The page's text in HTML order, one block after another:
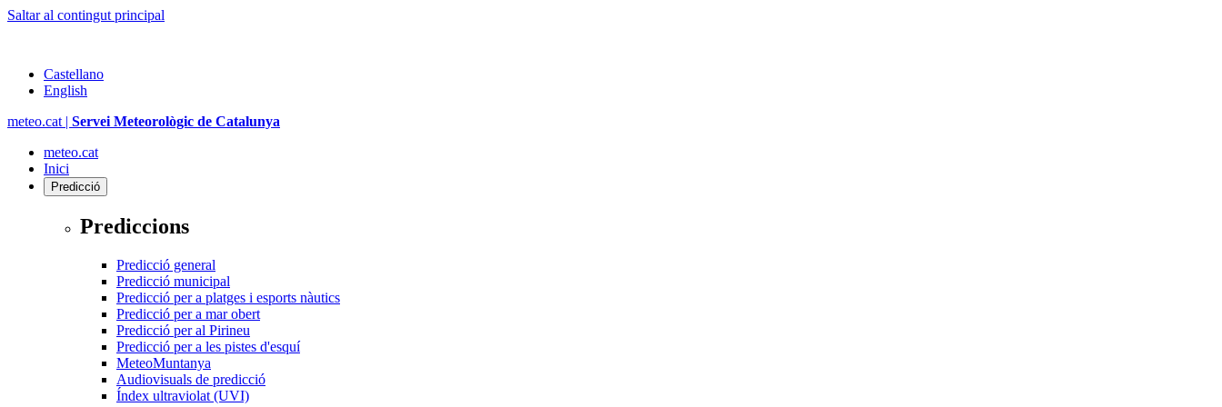
Saltar al contingut principal
Castellano
English
meteo.cat | Servei Meteorològic de Catalunya
meteo.cat
Inici
Predicció
Prediccions
Predicció general
Predicció municipal
Predicció per a platges i esports nàutics
Predicció per a mar obert
Predicció per al Pirineu
Predicció per a les pistes d'esquí
MeteoMuntanya
Audiovisuals de predicció
Índex ultraviolat (UVI)